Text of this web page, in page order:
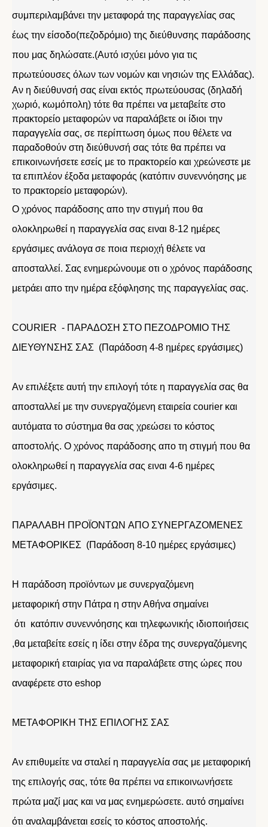
συμπεριλαμβάνει την μεταφορά της παραγγελίας σας
έως την είσοδο(πεζοδρόμιο) της διεύθυνσης παράδοσης
που μας δηλώσατε.(Αυτό ισχύει μόνο για τις
πρωτεύουσες όλων των νομών και νησιών της Ελλάδας).
Αν η διεύθυνσή σας είναι εκτός πρωτεύουσας (δηλαδή
χωριό, κωμόπολη) τότε θα πρέπει να μεταβείτε στο
πρακτορείο μεταφορών να παραλάβετε οι ίδιοι την
παραγγελία σας, σε περίπτωση όμως που θέλετε να
παραδοθούν στη διεύθυνσή σας τότε θα πρέπει να
επικοινωνήσετε εσείς με το πρακτορείο και χρεώνεστε με
τα επιπλέον έξοδα μεταφοράς (κατόπιν συνεννόησης με
το πρακτορείο μεταφορών).
Ο χρόνος παράδοσης απο την στιγμή που θα
ολοκληρωθεί η παραγγελία σας ειναι 8-12 ημέρες
εργάσιμες ανάλογα σε ποια περιοχή θέλετε να
αποσταλλεί. Σας ενημερώνουμε οτι ο χρόνος παράδοσης
μετράει απο την ημέρα εξόφλησης της παραγγελίας σας.
COURIER - ΠΑΡΑΔΟΣΗ ΣΤΟ ΠΕΖΟΔΡΟΜΙΟ ΤΗΣ
ΔΙΕΥΘΥΝΣΗΣ ΣΑΣ (Παράδοση 4-8 ημέρες εργάσιμες)
Αν επιλέξετε αυτή την επιλογή τότε η παραγγελία σας θα
αποσταλλεί με την συνεργαζόμενη εταιρεία courier και
αυτόματα το σύστημα θα σας χρεώσει το κόστος
αποστολής. Ο χρόνος παράδοσης απο τη στιγμή που θα
ολοκληρωθεί η παραγγελία σας ειναι 4-6 ημέρες
εργάσιμες.
ΠΑΡΑΛΑΒΗ ΠΡΟΪΟΝΤΩΝ ΑΠΟ ΣΥΝΕΡΓΑΖΟΜΕΝΕΣ
ΜΕΤΑΦΟΡΙΚΕΣ (Παράδοση 8-10 ημέρες εργάσιμες)
Η παράδοση προϊόντων με συνεργαζόμενη
μεταφορική στην Πάτρα η στην Αθήνα σημαίνει
ότι κατόπιν συνεννόησης και τηλεφωνικής ιδιοποιήσεις
,θα μεταβείτε εσείς η ίδει στην έδρα της συνεργαζόμενης
μεταφορική εταιρίας για να παραλάβετε στης ώρες που
αναφέρετε στο eshop
ΜΕΤΑΦΟΡΙΚΗ ΤΗΣ ΕΠΙΛΟΓΗΣ ΣΑΣ
Αν επιθυμείτε να σταλεί η παραγγελία σας με μεταφορική
της επιλογής σας, τότε θα πρέπει να επικοινωνήσετε
πρώτα μαζί μας και να μας ενημερώσετε. αυτό σημαίνει
ότι αναλαμβάνεται εσείς το κόστος αποστολής.